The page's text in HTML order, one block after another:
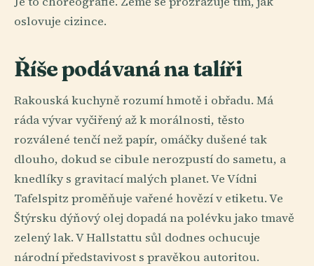
oslovuje cizince.
Říše podávaná na talíři
Rakouská kuchyně rozumí hmotě i obřadu. Má
ráda vývar vyčiřený až k morálnosti, těsto
rozválené tenčí než papír, omáčky dušené tak
dlouho, dokud se cibule nerozpustí do sametu, a
knedlíky s gravitací malých planet. Ve Vídni
Tafelspitz proměňuje vařené hovězí v etiketu. Ve
Štýrsku dýňový olej dopadá na polévku jako tmavě
zelený lak. V Hallstattu sůl dodnes ochucuje
národní představivost s pravěkou autoritou.